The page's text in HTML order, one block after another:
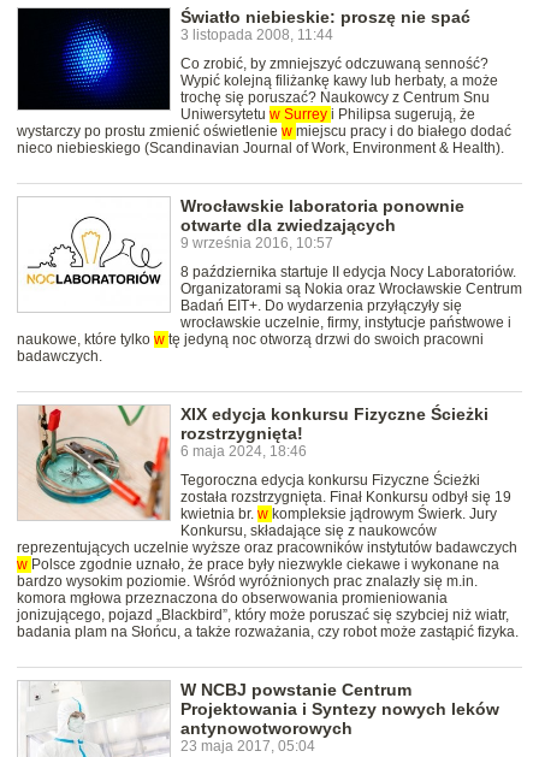
Światło niebieskie: proszę nie spać
3 listopada 2008, 11:44
Co zrobić, by zmniejszyć odczuwaną senność?
Wypić kolejną filiżankę kawy lub herbaty, a może
trochę się poruszać? Naukowcy z Centrum Snu
Uniwersytetu w Surrey i Philipsa sugerują, że
wystarczy po prostu zmienić oświetlenie w miejscu pracy i do białego dodać
nieco niebieskiego (Scandinavian Journal of Work, Environment & Health).
Wrocławskie laboratoria ponownie
otwarte dla zwiedzających
9 września 2016, 10:57
8 października startuje II edycja Nocy Laboratoriów.
Organizatorami są Nokia oraz Wrocławskie Centrum
Badań EIT+. Do wydarzenia przyłączyły się
wrocławskie uczelnie, firmy, instytucje państwowe i
naukowe, które tylko w tę jedyną noc otworzą drzwi do swoich pracowni
badawczych.
XIX edycja konkursu Fizyczne Ścieżki
rozstrzygnięta!
6 maja 2024, 18:46
Tegoroczna edycja konkursu Fizyczne Ścieżki
została rozstrzygnięta. Finał Konkursu odbył się 19
kwietnia br. w kompleksie jądrowym Świerk. Jury
Konkursu, składające się z naukowców
reprezentujących uczelnie wyższe oraz pracowników instytutów badawczych
w Polsce zgodnie uznało, że prace były niezwykle ciekawe i wykonane na
bardzo wysokim poziomie. Wśród wyróżnionych prac znalazły się m.in.
komora mgłowa przeznaczona do obserwowania promieniowania
jonizującego, pojazd „Blackbird”, który może poruszać się szybciej niż wiatr,
badania plam na Słońcu, a także rozważania, czy robot może zastąpić fizyka.
W NCBJ powstanie Centrum
Projektowania i Syntezy nowych leków
antynowotworowych
23 maja 2017, 05:04